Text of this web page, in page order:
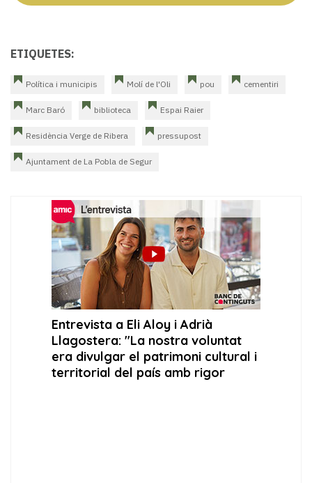
ETIQUETES:
Política i municipis Molí de l'Oli pou cementiri
Marc Baró biblioteca Espai Raier
Residència Verge de Ribera pressupost
Ajuntament de La Pobla de Segur